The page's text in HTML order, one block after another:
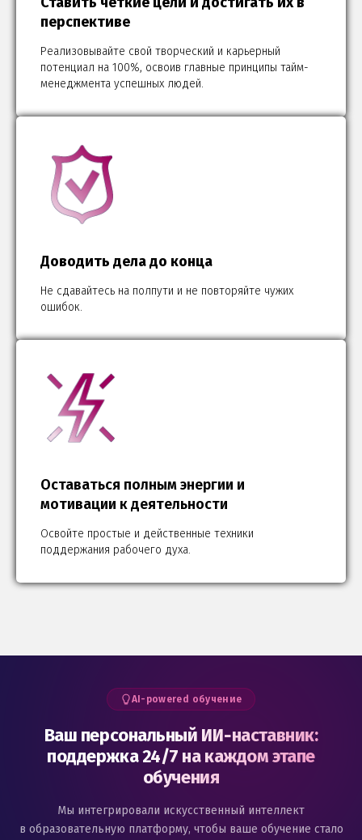
перспективе
Реализовывайте свой творческий и карьерный
потенциал на 100%, освоив главные принципы тайм-
менеджмента успешных людей.
Доводить дела до конца
Не сдавайтесь на полпути и не повторяйте чужих
ошибок.
Оставаться полным энергии и
мотивации к деятельности
Освойте простые и действенные техники
поддержания рабочего духа.
AI-powered обучение
Ваш персональный ИИ‑наставник:
поддержка 24/7 на каждом этапе
обучения
Мы интегрировали искусственный интеллект
в образовательную платформу, чтобы ваше обучение стало